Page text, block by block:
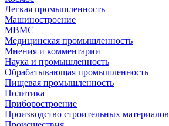
Легкая промышленность
Машиностроение
МВМС
Медицинская промышленность
Мнения и комментарии
Наука и промышленность
Обрабатывающая промышленность
Пищевая промышленность
Политика
Приборостроение
Производство строительных материалов